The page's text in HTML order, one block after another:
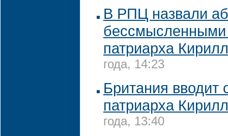
В РПЦ назвали
бессмысленными
патриарха
года, 14:23
Британия вводит
патриарха
года, 13:40